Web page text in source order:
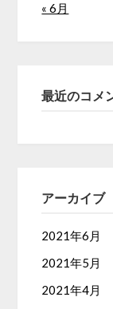
« 6月
最近のコメ
アーカイブ
2021年6月
2021年5月
2021年4月